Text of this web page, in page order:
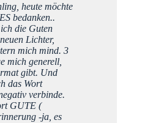
heute möchte
bedanken..
die Guten
Lichter,
mich mind. 3
mich generell,
gibt. Und
das Wort
verbinde.
GUTE (
-ja, es